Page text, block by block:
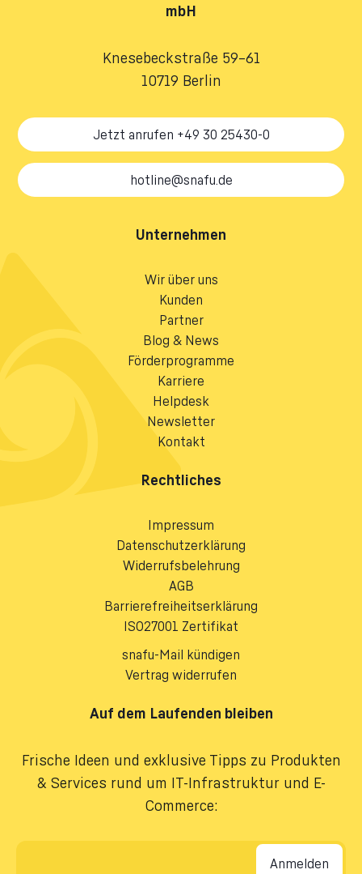
mbH
Knesebeckstraße 59–61
10719 Berlin
Jetzt anrufen +49 30 25430-0
hotline@snafu.de
Unternehmen
Wir über uns
Kunden
Partner
Blog & News
Förderprogramme
Karriere
Helpdesk
Newsletter
Kontakt
Rechtliches
Impressum
Datenschutzerklärung
Widerrufsbelehrung
AGB
Barrierefreiheitserklärung
ISO27001 Zertifikat
snafu-Mail kündigen
Vertrag widerrufen
Auf dem Laufenden bleiben
Frische Ideen und exklusive Tipps zu Produkten
& Services rund um IT-Infrastruktur und E-
Commerce:
E-Mail-Adresse